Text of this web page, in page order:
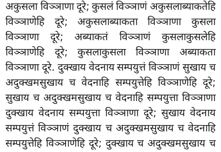
अकुसला विञ्ञाणा दूरे; कुसलं विञ्ञाणं अकुसलाब्याकतेहि
विञ्ञाणेहि दूरे; अकुसलाब्याकता विञ्ञाणा कुसला
विञ्ञाणा दूरे; अब्याकतं विञ्ञाणं कुसलाकुसलेहि
विञ्ञाणेहि दूरे; कुसलाकुसला विञ्ञाणा अब्याकता
विञ्ञाणा दूरे. दुक्खाय वेदनाय सम्पयुत्तं विञ्ञाणं सुखाय च
अदुक्खमसुखाय च वेदनाहि सम्पयुत्तेहि विञ्ञाणेहि दूरे;
सुखाय च अदुक्खमसुखाय च वेदनाहि सम्पयुत्ता विञ्ञाणा
दुक्खाय वेदनाय सम्पयुत्ता विञ्ञाणा दूरे; सुखाय वेदनाय
सम्पयुत्तं विञ्ञाणं दुक्खाय च अदुक्खमसुखाय च वेदनाहि
सम्पयुत्तेहि विञ्ञाणेहि दूरे; दुक्खाय च अदुक्खमसुखाय च